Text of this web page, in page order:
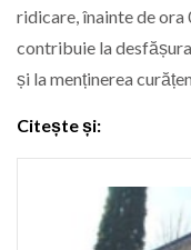
ridicare, înainte de
contribuie la
și la menținerea
Citește și: